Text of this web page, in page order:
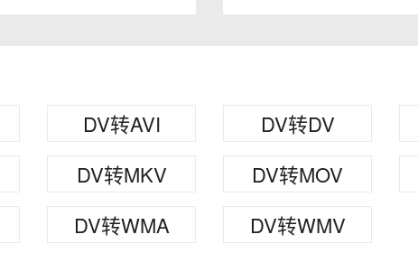
DV转AVI DV转DV
DV转MKV DV转MOV
DV转WMA DV转WMV